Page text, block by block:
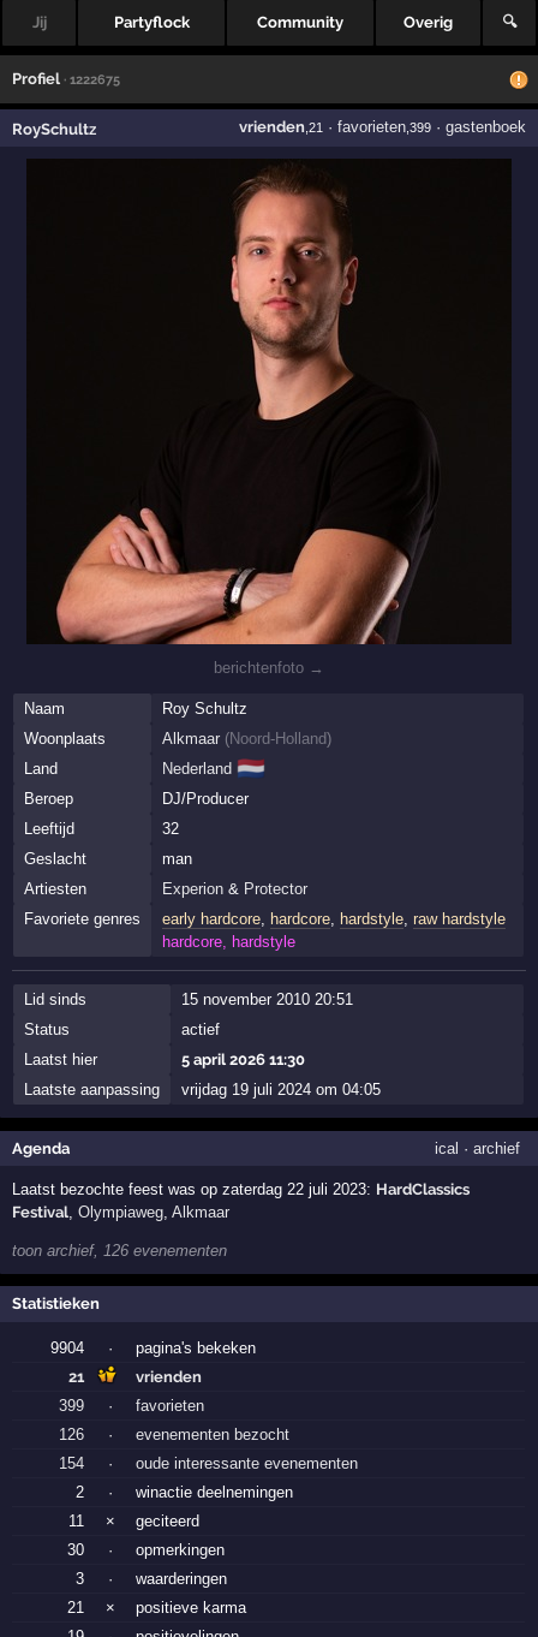
Jij Partyflock Community Overig 🔍
Profiel · 1222675
RoySchultz vrienden,21 · favorieten,399· gastenboek
berichtenfoto →
Naam
Roy Schultz
Woonplaats
Alkmaar (Noord-Holland)
Land
Nederland 🇳🇱
Beroep
DJ/Producer
Leeftijd
32
Geslacht
man
Artiesten
Experion& Protector
Favoriete genres
early hardcore, hardcore, hardstyle, raw hardstyle
hardcore, hardstyle
Lid sinds
15 november 2010 20:51
Status
actief
Laatst hier
5 april 2026 11:30
Laatste aanpassing
vrijdag 19 juli 2024 om 04:05
Agenda ical · archief
Laatst bezochte feest was op zaterdag 22 juli 2023: HardClassics
Festival,Olympiaweg,Alkmaar
toon archief, 126 evenementen
Statistieken
9904 ·
pagina's bekeken
21
vrienden
399
·
favorieten
126
·
evenementen bezocht
154
·
oude interessante evenementen
2
·
winactie deelnemingen
11
×
geciteerd
30
·
opmerkingen
3
·
waarderingen
21
×
positieve karma